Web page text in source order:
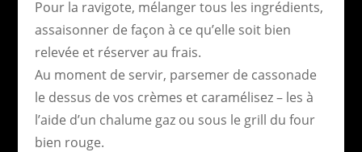
Pour la ravigote, mélanger tous les ingrédients,
assaisonner de façon à ce qu’elle soit bien
relevée et réserver au frais.
Au moment de servir, parsemer de cassonade
le dessus de vos crèmes et caramélisez – les à
l’aide d’un chalume gaz ou sous le grill du four
bien rouge.